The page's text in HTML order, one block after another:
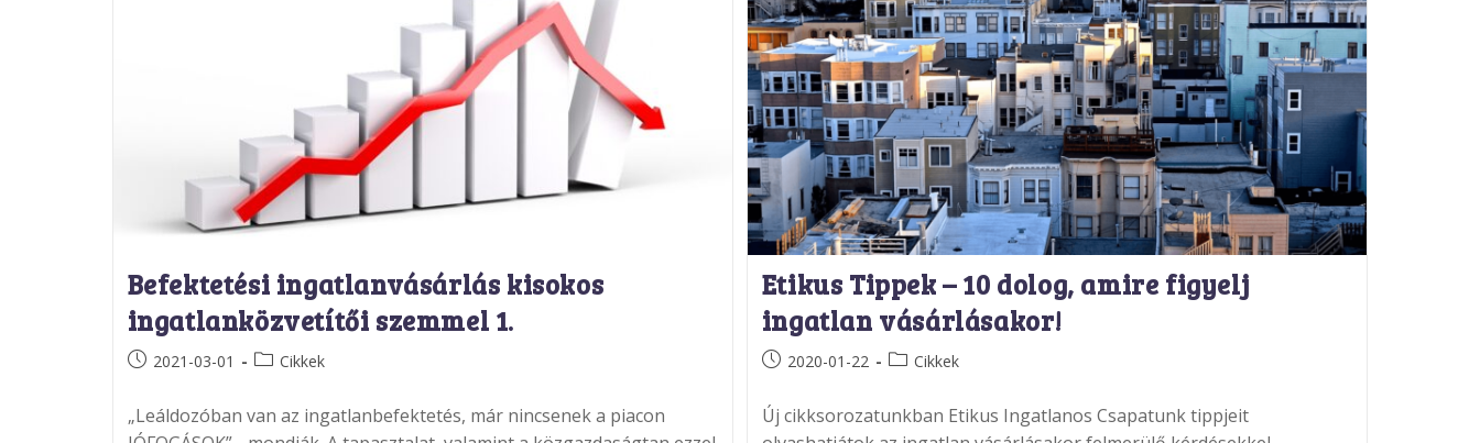
Befektetési ingatlanvásárlás kisokos
ingatlanközvetítői szemmel 1.
Post2021-03-01
PostCikkek
„Leáldozóban van az ingatlanbefektetés, már nincsenek a piacon
Etikus Tippek – 10 dolog, amire figyelj
ingatlan vásárlásakor!
Post2020-01-22
PostCikkek
Új cikksorozatunkban Etikus Ingatlanos Csapatunk tippjeit